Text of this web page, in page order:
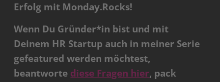
Erfolg mit Monday.Rocks!
Wenn Du Gründer*in bist und mit
Deinem HR Startup auch in meiner Serie
gefeatured werden möchtest,
beantworte diese Fragen hier, pack